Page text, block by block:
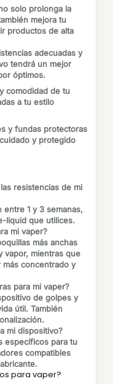
solo prolonga la
mejora tu
productos de alta
adecuadas y
tendrá un mejor
óptimos.
comodidad de tu
a tu estilo
y fundas protectoras
y protegido
resistencias de mi
entre 1 y 3 semanas,
liquid que utilices.
mi vaper?
más anchas
vapor, mientras que
concentrado y
para mi vaper?
de golpes y
útil. También
mi dispositivo?
específicos para tu
compatibles
para vaper?